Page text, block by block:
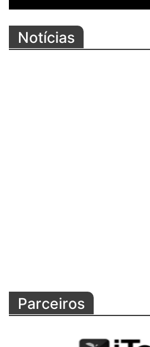
Notícias
Parceiros